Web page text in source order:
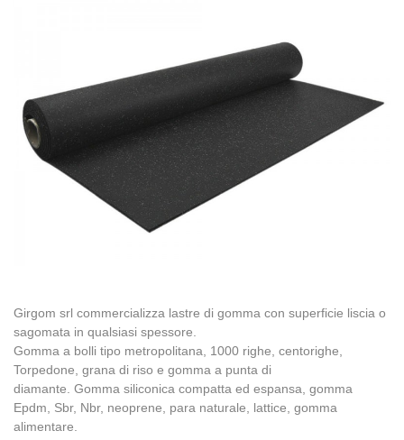
Girgom srl commercializza lastre di gomma con superficie liscia o
sagomata in qualsiasi spessore.
Gomma a bolli tipo metropolitana, 1000 righe, centorighe,
Torpedone, grana di riso e gomma a punta di
diamante. Gomma siliconica compatta ed espansa, gomma
Epdm, Sbr, Nbr, neoprene, para naturale, lattice, gomma
alimentare.